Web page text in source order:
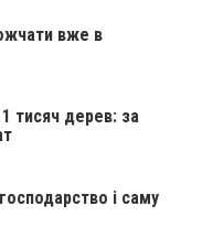
вже в
тисяч дерев: за
і саму